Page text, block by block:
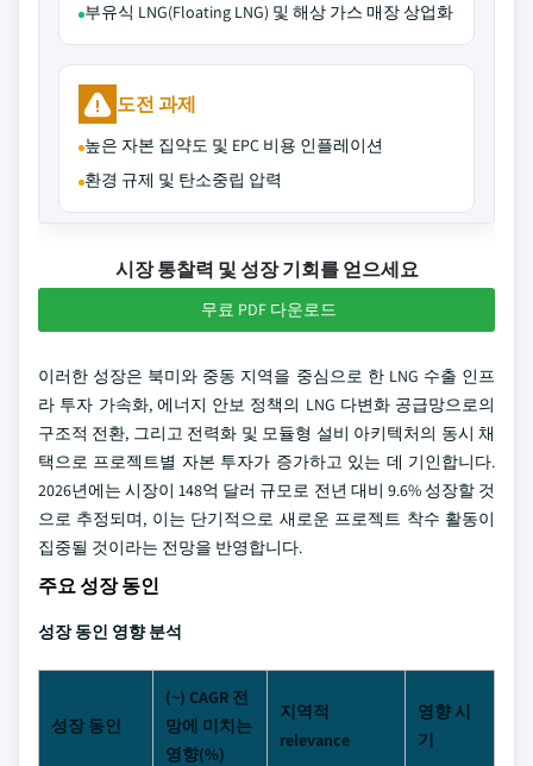
부유식 LNG(Floating LNG) 및 해상 가스 매장 상업화
도전 과제
높은 자본 집약도 및 EPC 비용 인플레이션
환경 규제 및 탄소중립 압력
시장 통찰력 및 성장 기회를 얻으세요
무료 PDF 다운로드
이러한 성장은 북미와 중동 지역을 중심으로 한 LNG 수출 인프
라 투자 가속화, 에너지 안보 정책의 LNG 다변화 공급망으로의
구조적 전환, 그리고 전력화 및 모듈형 설비 아키텍처의 동시 채
택으로 프로젝트별 자본 투자가 증가하고 있는 데 기인합니다.
2026년에는 시장이 148억 달러 규모로 전년 대비 9.6% 성장할 것
으로 추정되며, 이는 단기적으로 새로운 프로젝트 착수 활동이
집중될 것이라는 전망을 반영합니다.
주요 성장 동인
성장 동인 영향 분석
성장 동인
(~) CAGR 전
망에 미치는
영향(%)
지역적
relevance
영향 시
기